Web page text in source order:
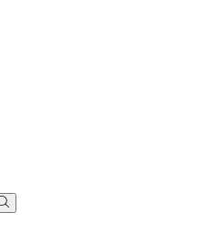
Search